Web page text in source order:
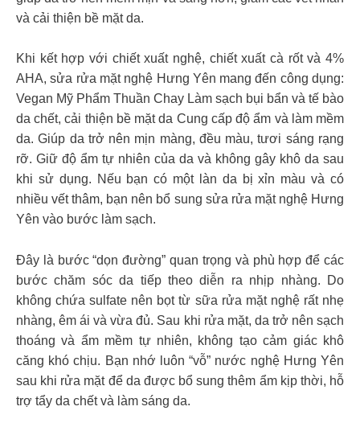
và cải thiện bề mặt da.
Khi kết hợp với chiết xuất nghệ, chiết xuất cà rốt và 4%
AHA, sửa rửa mặt nghệ Hưng Yên mang đến công dụng:
Vegan Mỹ Phẩm Thuần Chay Làm sạch bụi bẩn và tế bào
da chết, cải thiện bề mặt da Cung cấp độ ẩm và làm mềm
da. Giúp da trở nên mịn màng, đều màu, tươi sáng rạng
rỡ. Giữ độ ẩm tự nhiên của da và không gây khô da sau
khi sử dụng. Nếu bạn có một làn da bị xỉn màu và có
nhiều vết thâm, bạn nên bổ sung sửa rửa mặt nghệ Hưng
Yên vào bước làm sạch.
Đây là bước “dọn đường” quan trọng và phù hợp để các
bước chăm sóc da tiếp theo diễn ra nhịp nhàng. Do
không chứa sulfate nên bọt từ sữa rửa mặt nghệ rất nhẹ
nhàng, êm ái và vừa đủ. Sau khi rửa mặt, da trở nên sạch
thoáng và ẩm mềm tự nhiên, không tạo cảm giác khô
căng khó chịu. Bạn nhớ luôn “vỗ” nước nghệ Hưng Yên
sau khi rửa mặt để da được bổ sung thêm ẩm kịp thời, hỗ
trợ tẩy da chết và làm sáng da.